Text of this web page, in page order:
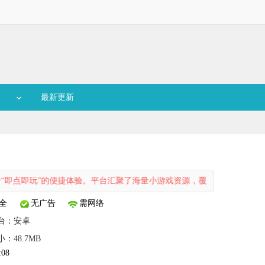
最新更新
便捷体验。平台汇聚了海量小游戏资源，覆盖休闲益智、动作冒
无广告
需网络
： 安卓
：48.7MB